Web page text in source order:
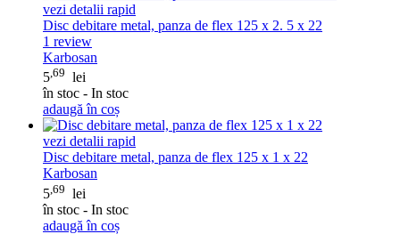
vezi detalii rapid
Disc debitare metal, panza de flex 125 x 2. 5 x 22
1 review
Karbosan
5 ,69 lei
în stoc - In stoc
adaugă în coș
vezi detalii rapid
Disc debitare metal, panza de flex 125 x 1 x 22
Karbosan
5 ,69 lei
în stoc - In stoc
adaugă în coș